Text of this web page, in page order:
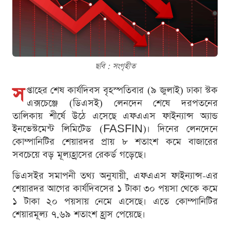
ছবি : সংগৃহীত
স প্তাহের শেষ কার্যদিবস বৃহস্পতিবার (৯ জুলাই) ঢাকা স্টক
এক্সচেঞ্জে (ডিএসই) লেনদেন শেষে দরপতনের
তালিকায় শীর্ষে উঠে এসেছে এফএএস ফাইন্যান্স অ্যান্ড
ইনভেস্টমেন্ট লিমিটেড (FASFIN)। দিনের লেনদেনে
কোম্পানিটির শেয়ারদর প্রায় ৮ শতাংশ কমে বাজারের
সবচেয়ে বড় মূল্যহ্রাসের রেকর্ড গড়েছে।
ডিএসইর সমাপনী তথ্য অনুযায়ী, এফএএস ফাইন্যান্স-এর
শেয়ারদর আগের কার্যদিবসের ১ টাকা ৩০ পয়সা থেকে কমে
১ টাকা ২০ পয়সায় নেমে এসেছে। এতে কোম্পানিটির
শেয়ারমূল্য ৭.৬৯ শতাংশ হ্রাস পেয়েছে।